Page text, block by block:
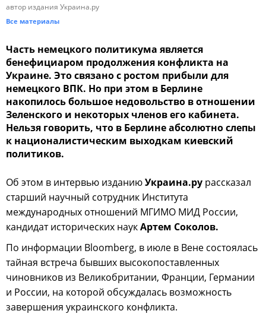
автор издания Украина.ру
Все материалы
Часть немецкого политикума является
бенефициаром продолжения конфликта на
Украине. Это связано с ростом прибыли для
немецкого ВПК. Но при этом в Берлине
накопилось большое недовольство в отношении
Зеленского и некоторых членов его кабинета.
Нельзя говорить, что в Берлине абсолютно слепы
к националистическим выходкам киевский
политиков.
Об этом в интервью изданиюУкраина.ру рассказал
старший научный сотрудник Института
международных отношений МГИМО МИД России,
кандидат исторических наукАртем Соколов.
По информации Bloomberg, в июле в Вене состоялась
тайная встреча бывших высокопоставленных
чиновников из Великобритании, Франции, Германии
и России, на которой обсуждалась возможность
завершения украинского конфликта.